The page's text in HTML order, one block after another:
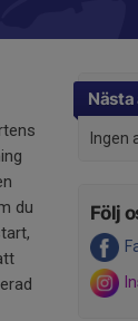
Ingen
Följ
du